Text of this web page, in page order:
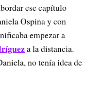
ese capítulo
Ospina y con
empezar a
a la distancia.
no tenía idea de